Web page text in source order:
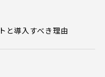
と導入すべき理由